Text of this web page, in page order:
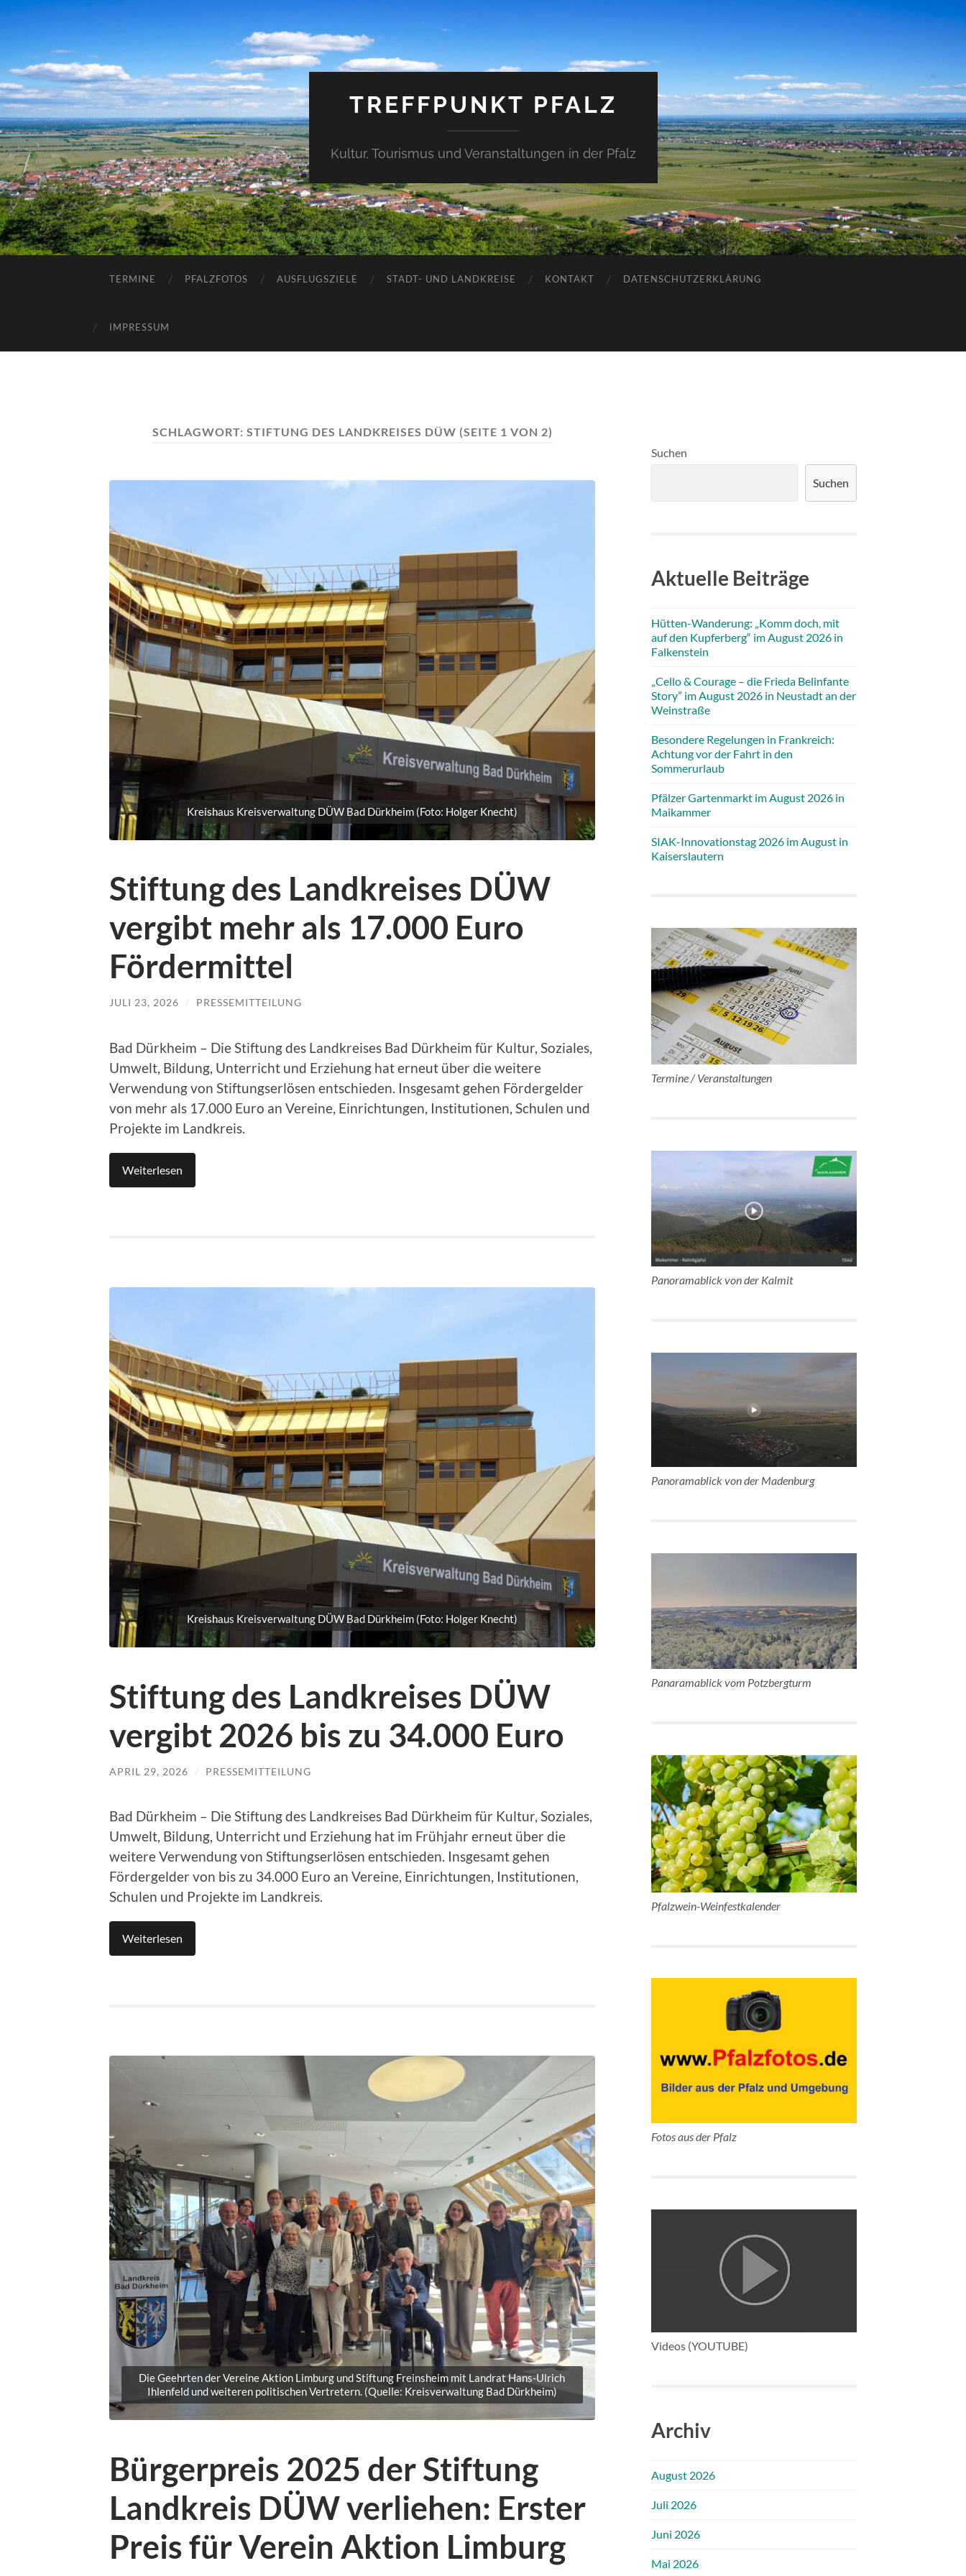
TREFFPUNKT PFALZ
Kultur, Tourismus und Veranstaltungen in der Pfalz
TERMINE PFALZFOTOS AUSFLUGSZIELE STADT- UND LANDKREISE KONTAKT DATENSCHUTZERKLÄRUNG
IMPRESSUM
SCHLAGWORT: STIFTUNG DES LANDKREISES DÜW (SEITE 1 VON 2)
Kreishaus Kreisverwaltung DÜW Bad Dürkheim (Foto: Holger Knecht)
Stiftung des Landkreises DÜW
vergibt mehr als 17.000 Euro
Fördermittel
JULI 23, 2026 / PRESSEMITTEILUNG
Bad Dürkheim – Die Stiftung des Landkreises Bad Dürkheim für Kultur, Soziales,
Umwelt, Bildung, Unterricht und Erziehung hat erneut über die weitere
Verwendung von Stiftungserlösen entschieden. Insgesamt gehen Fördergelder
von mehr als 17.000 Euro an Vereine, Einrichtungen, Institutionen, Schulen und
Projekte im Landkreis.
Weiterlesen
Kreishaus Kreisverwaltung DÜW Bad Dürkheim (Foto: Holger Knecht)
Stiftung des Landkreises DÜW
vergibt 2026 bis zu 34.000 Euro
APRIL 29, 2026 / PRESSEMITTEILUNG
Bad Dürkheim – Die Stiftung des Landkreises Bad Dürkheim für Kultur, Soziales,
Umwelt, Bildung, Unterricht und Erziehung hat im Frühjahr erneut über die
weitere Verwendung von Stiftungserlösen entschieden. Insgesamt gehen
Fördergelder von bis zu 34.000 Euro an Vereine, Einrichtungen, Institutionen,
Schulen und Projekte im Landkreis.
Weiterlesen
Die Geehrten der Vereine Aktion Limburg und Stiftung Freinsheim mit Landrat Hans-Ulrich
Ihlenfeld und weiteren politischen Vertretern. (Quelle: Kreisverwaltung Bad Dürkheim)
Bürgerpreis 2025 der Stiftung
Landkreis DÜW verliehen: Erster
Preis für Verein Aktion Limburg
Suchen
Suchen
Aktuelle Beiträge
Hütten-Wanderung: „Komm doch, mit
auf den Kupferberg“ im August 2026 in
Falkenstein
„Cello & Courage – die Frieda Belinfante
Story” im August 2026 in Neustadt an der
Weinstraße
Besondere Regelungen in Frankreich:
Achtung vor der Fahrt in den
Sommerurlaub
Pfälzer Gartenmarkt im August 2026 in
Maikammer
SIAK-Innovationstag 2026 im August in
Kaiserslautern
Termine / Veranstaltungen
Panoramablick von der Kalmit
Panoramablick von der Madenburg
Panaramablick vom Potzbergturm
Pfalzwein-Weinfestkalender
Fotos aus der Pfalz
Videos (YOUTUBE)
Archiv
August 2026
Juli 2026
Juni 2026
Mai 2026